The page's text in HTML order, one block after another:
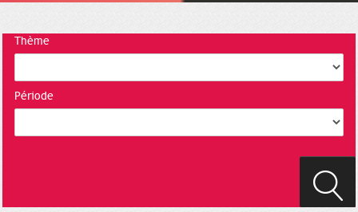
Thème
Période